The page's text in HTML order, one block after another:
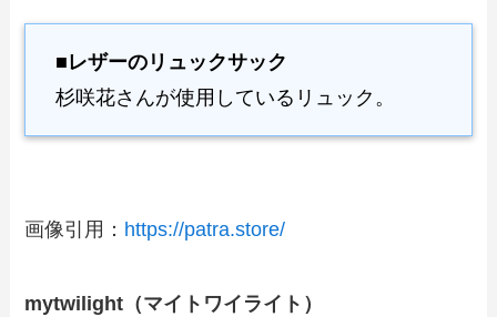
■レザーのリュックサック
杉咲花さんが使用しているリュック。
画像引用： https://patra.store/
mytwilight（マイトワイライト）